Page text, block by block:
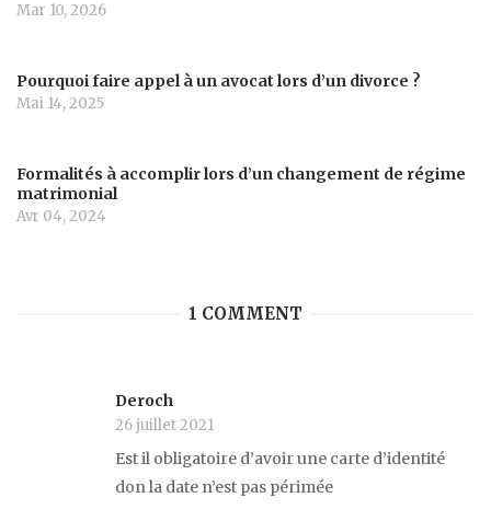
Mar 10, 2026
Pourquoi faire appel à un avocat lors d’un divorce ?
Mai 14, 2025
Formalités à accomplir lors d’un changement de régime
matrimonial
Avr 04, 2024
1 COMMENT
Deroch
26 juillet 2021
Est il obligatoire d’avoir une carte d’identité
don la date n’est pas périmée